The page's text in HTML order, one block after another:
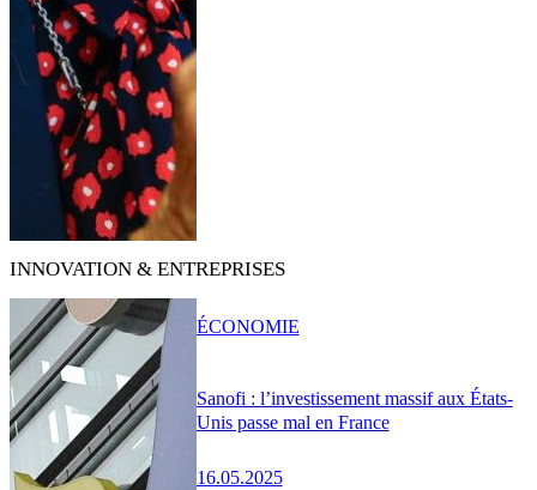
INNOVATION & ENTREPRISES
Sanofi : l’investissement massif aux États-
Unis passe mal en France
16.05.2025
ÉCONOMIE